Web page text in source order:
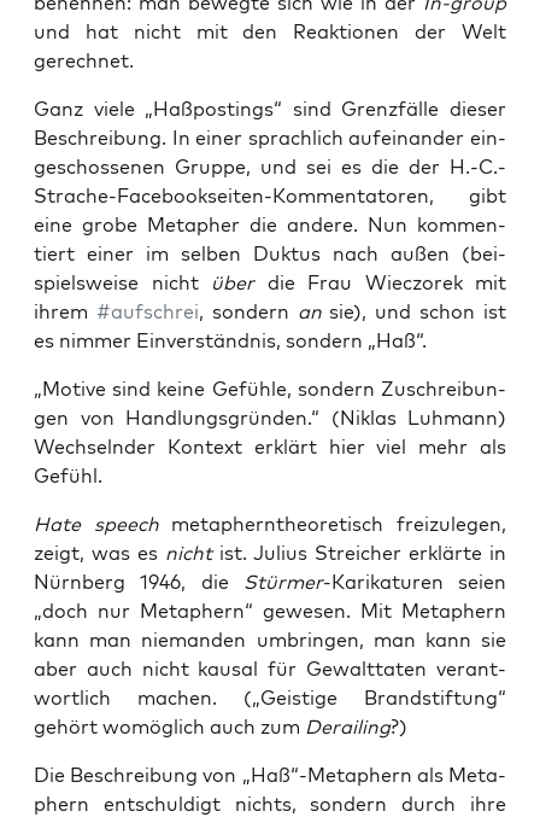
und hat nicht mit den Reak­tio­nen der Welt
gerechnet.
Ganz vie­le „Haß­pos­tings“ sind Grenz­fäl­le die­ser
Beschrei­bung. In einer sprach­lich auf­ein­an­der ein­
ge­schos­se­nen Grup­pe, und sei es die der H.-C.-
Strache-Facebookseiten-Kommentatoren, gibt
eine gro­be Meta­pher die ande­re. Nun kom­men­
tiert einer im sel­ben Duk­tus nach außen (bei­
spiels­wei­se nicht überdie Frau Wiec­zo­rek mit
ihrem #auf­schrei, son­dern ansie), und schon ist
es nim­mer Ein­ver­ständ­nis, son­dern „Haß“.
„Moti­ve sind kei­ne Gefüh­le, son­dern Zuschrei­bun­
gen von Hand­lungs­grün­den.“ (Niklas Luh­mann)
Wech­seln­der Kon­text erklärt hier viel mehr als
Gefühl.
Hate speechmeta­phern­theo­re­tisch frei­zu­le­gen,
zeigt, was es nichtist. Juli­us Strei­cher erklär­te in
Nürn­berg 1946, die Stür­mer-Kari­ka­tu­ren sei­en
„doch nur Meta­phern“ gewe­sen. Mit Meta­phern
kann man nie­man­den umbrin­gen, man kann sie
aber auch nicht kau­sal für Gewalt­ta­ten ver­ant­
wort­lich machen. („Geis­ti­ge Brand­stif­tung“
gehört womög­lich auch zum Derai­ling?)
Die Beschrei­bung von „Haß“-Metaphern als Meta­
phern ent­schul­digt nichts, son­dern durch ihre